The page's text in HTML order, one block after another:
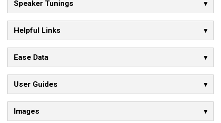
Speaker Tunings
Helpful Links
Ease Data
User Guides
Images